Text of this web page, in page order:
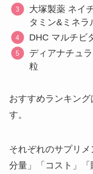
大塚製薬 ネイ
タミン&ミネラ
DHC マルチビ
ディアナチュ
粒
おすすめランキン
す。
それぞれのサプリ
分量」「コスト」